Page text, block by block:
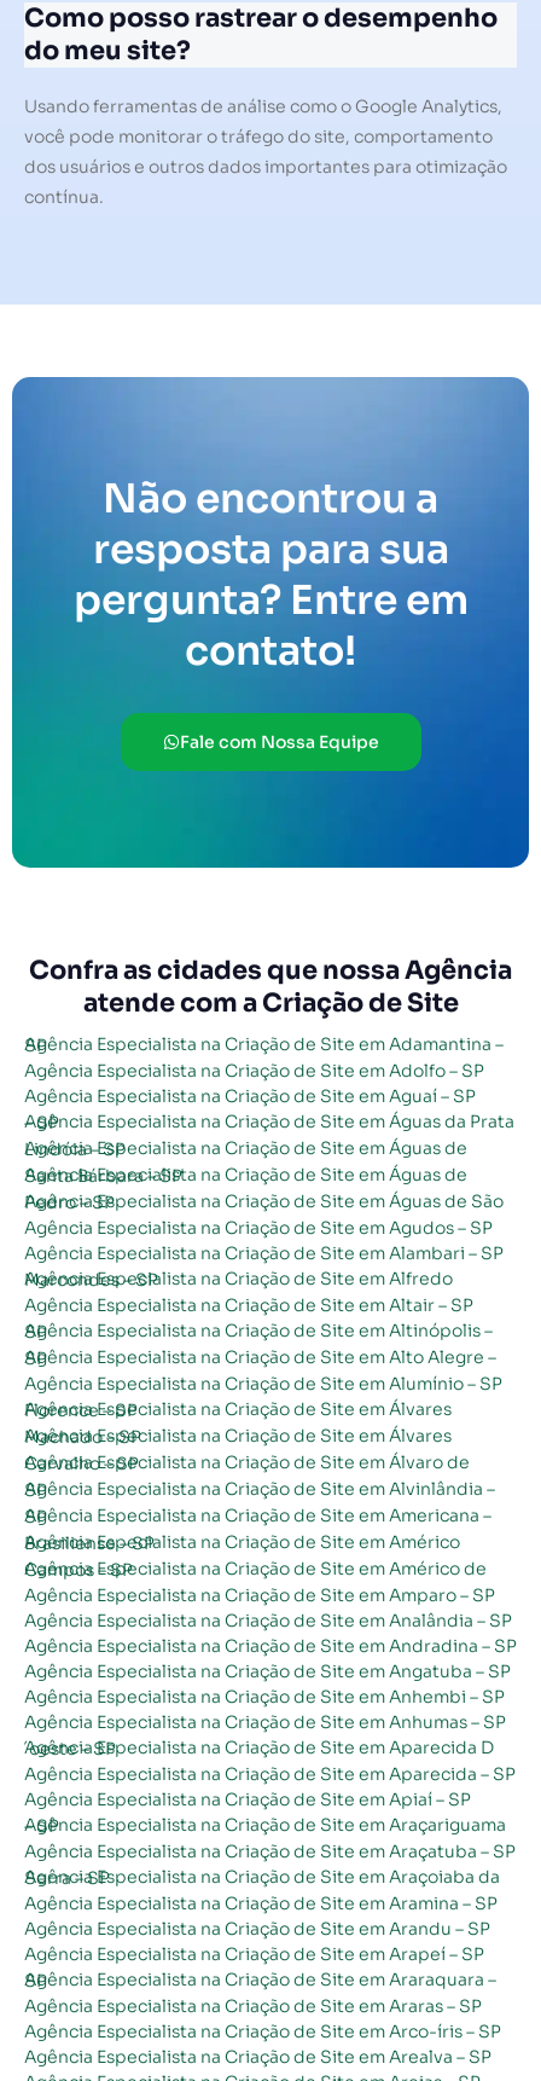
Como posso rastrear o desempenho
do meu site?
Usando ferramentas de análise como o Google Analytics,
você pode monitorar o tráfego do site, comportamento
dos usuários e outros dados importantes para otimização
contínua.
Não encontrou a
resposta para sua
pergunta? Entre em
contato!
Fale com Nossa Equipe
Confra as cidades que nossa Agência
atende com a Criação de Site
Agência Especialista na Criação de Site em Adamantina – SP
Agência Especialista na Criação de Site em Adolfo – SP
Agência Especialista na Criação de Site em Aguaí – SP
Agência Especialista na Criação de Site em Águas da Prata – SP
Agência Especialista na Criação de Site em Águas de Lindóia – SP
Agência Especialista na Criação de Site em Águas de Santa Bárbara – SP
Agência Especialista na Criação de Site em Águas de São Pedro – SP
Agência Especialista na Criação de Site em Agudos – SP
Agência Especialista na Criação de Site em Alambari – SP
Agência Especialista na Criação de Site em Alfredo Marcondes – SP
Agência Especialista na Criação de Site em Altair – SP
Agência Especialista na Criação de Site em Altinópolis – SP
Agência Especialista na Criação de Site em Alto Alegre – SP
Agência Especialista na Criação de Site em Alumínio – SP
Agência Especialista na Criação de Site em Álvares Florence – SP
Agência Especialista na Criação de Site em Álvares Machado – SP
Agência Especialista na Criação de Site em Álvaro de Carvalho – SP
Agência Especialista na Criação de Site em Alvinlândia – SP
Agência Especialista na Criação de Site em Americana – SP
Agência Especialista na Criação de Site em Américo Brasiliense – SP
Agência Especialista na Criação de Site em Américo de Campos – SP
Agência Especialista na Criação de Site em Amparo – SP
Agência Especialista na Criação de Site em Analândia – SP
Agência Especialista na Criação de Site em Andradina – SP
Agência Especialista na Criação de Site em Angatuba – SP
Agência Especialista na Criação de Site em Anhembi – SP
Agência Especialista na Criação de Site em Anhumas – SP
Agência Especialista na Criação de Site em Aparecida D´oeste – SP
Agência Especialista na Criação de Site em Aparecida – SP
Agência Especialista na Criação de Site em Apiaí – SP
Agência Especialista na Criação de Site em Araçariguama – SP
Agência Especialista na Criação de Site em Araçatuba – SP
Agência Especialista na Criação de Site em Araçoiaba da Serra – SP
Agência Especialista na Criação de Site em Aramina – SP
Agência Especialista na Criação de Site em Arandu – SP
Agência Especialista na Criação de Site em Arapeí – SP
Agência Especialista na Criação de Site em Araraquara – SP
Agência Especialista na Criação de Site em Araras – SP
Agência Especialista na Criação de Site em Arco-íris – SP
Agência Especialista na Criação de Site em Arealva – SP